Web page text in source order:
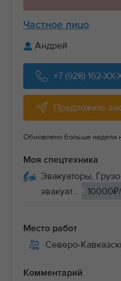
Частное лицо
Андрей
+7 (928) 162-XX-
Предложить
Обновлено больше недели
Моя спецтехника
Эвакуаторы,
эвакуат...
Место работ
Северо-
Комментарий